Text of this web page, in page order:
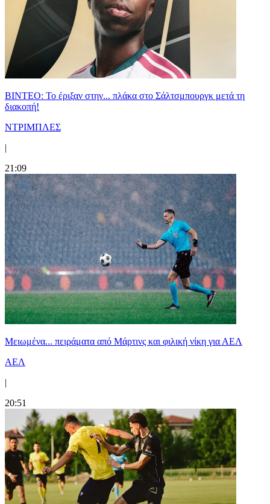
ΒΙΝΤΕΟ: Το έριξαν στην... πλάκα στο Σάλτσμπουργκ μετά τη
διακοπή!
ΝΤΡΙΜΠΛΕΣ
|
21:09
Μειωμένα... πειράματα από Μάρτινς και φιλική νίκη για ΑΕΛ
ΑΕΛ
|
20:51